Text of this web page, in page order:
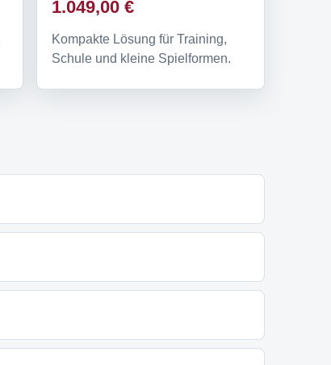
1.049,00 €
Kompakte Lösung für Training,
Schule und kleine Spielformen.